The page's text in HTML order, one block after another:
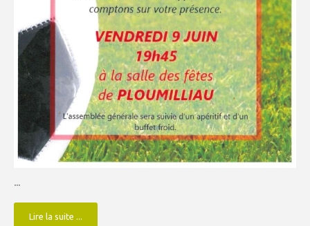
Lire la suite ...